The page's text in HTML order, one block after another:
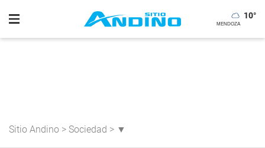
10°
Sitio Andino > Sociedad > ▼